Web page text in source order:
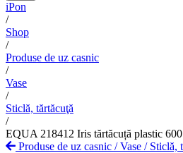
iPon
/
Shop
/
Produse de uz casnic
/
Vase
/
Sticlă, tărtăcuţă
/
EQUA 218412 Iris tărtăcuță plastic
Produse de uz casnic /Vase / Sticlă,